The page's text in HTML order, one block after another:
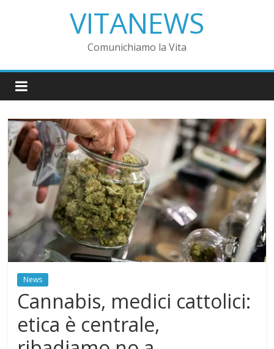
VITANEWS
Comunichiamo la Vita
News
​Cannabis, medici cattolici:
etica è centrale,